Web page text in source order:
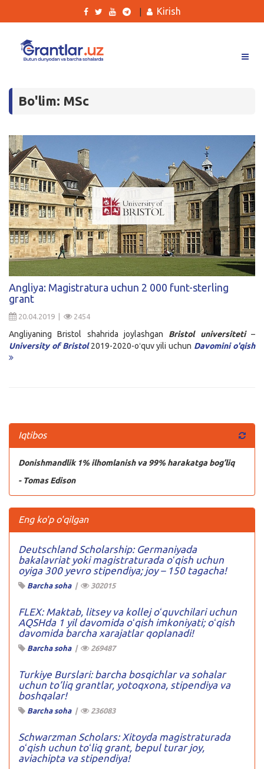
Tanlovlar
Kurslar
Blog
Yana
Qidirish
Kirish
Kirish
Bo'lim: MSc
Angliya: Magistratura uchun 2 000 funt-sterling
grant
20.04.2019 | 2454
Angliyaning Bristol shahrida joylashgan Bristol universiteti–
University of Bristol2019-2020-oʻquv yili uchun Davomini o'qish
Iqtibos
Donishmandlik 1% ilhomlanish va 99% harakatga bog’liq
- Tomas Edison
Eng ko'p o'qilgan
Deutschland Scholarship: Germaniyada
bakalavriat yoki magistraturada oʻqish uchun
oyiga 300 yevro stipendiya; joy – 150 tagacha!
Barcha soha| 302015
FLEX: Maktab, litsey va kollej oʻquvchilari uchun
AQSHda 1 yil davomida oʻqish imkoniyati; oʻqish
davomida barcha xarajatlar qoplanadi!
Barcha soha| 269487
Turkiye Burslari: barcha bosqichlar va sohalar
uchun to’liq grantlar, yotoqxona, stipendiya va
boshqalar!
Barcha soha| 236083
Schwarzman Scholars: Xitoyda magistraturada
oʻqish uchun toʻliq grant, bepul turar joy,
aviachipta va stipendiya!